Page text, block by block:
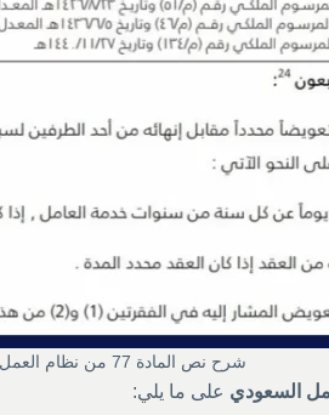
شرح نص المادة 77 من نظام العمل السعودي
على ما يلي: